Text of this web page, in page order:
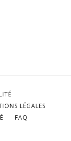
LÉGALES
FAQ